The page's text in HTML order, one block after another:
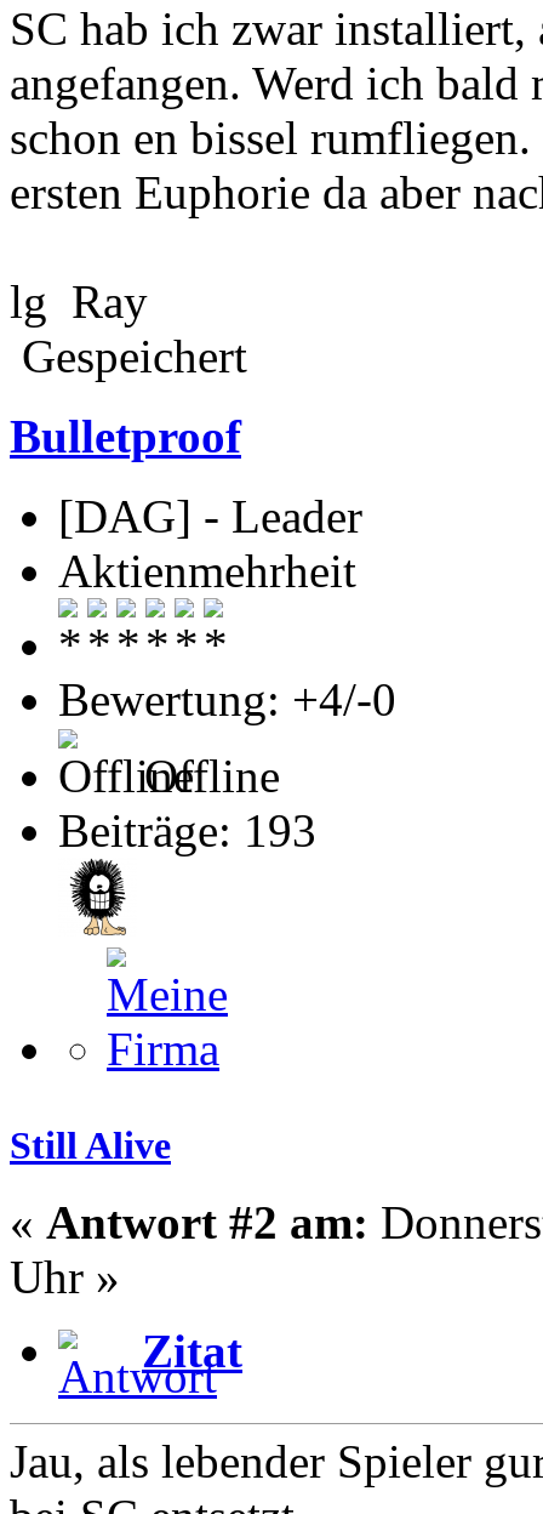
SC hab ich zwar
angefangen. Werd ich bald
schon en bissel
ersten Euphorie da aber
lg Ray
Gespeichert
Bulletproof
[DAG] - Leader
Aktienmehrheit
Bewertung: +4/-0
Offline
Beiträge: 193
Still Alive
« Antwort #2 am:
Uhr »
Zitat
Jau, als lebender Spieler